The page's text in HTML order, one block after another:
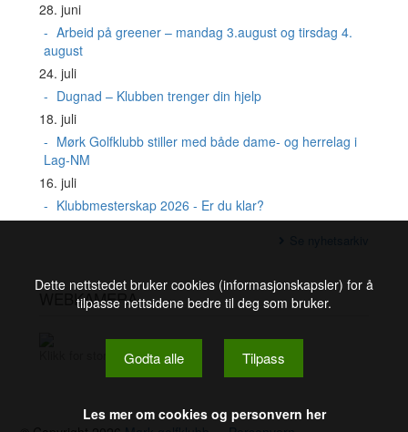
28. juni
Arbeid på greener – mandag 3.august og tirsdag 4.
august
24. juli
Dugnad – Klubben trenger din hjelp
18. juli
Mørk Golfklubb stiller med både dame- og herrelag i
Lag-NM
16. juli
Klubbmesterskap 2026 - Er du klar?
WEBKAMERA
Klikk for stort bilde
Dette nettstedet bruker cookies (informasjonskapsler) for å
tilpasse nettsidene bedre til deg som bruker.
Godta alle Tilpass
Les mer om cookies og personvern her